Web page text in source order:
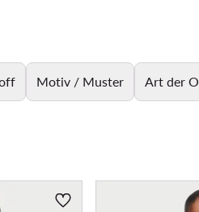
Motiv / Muster Art der